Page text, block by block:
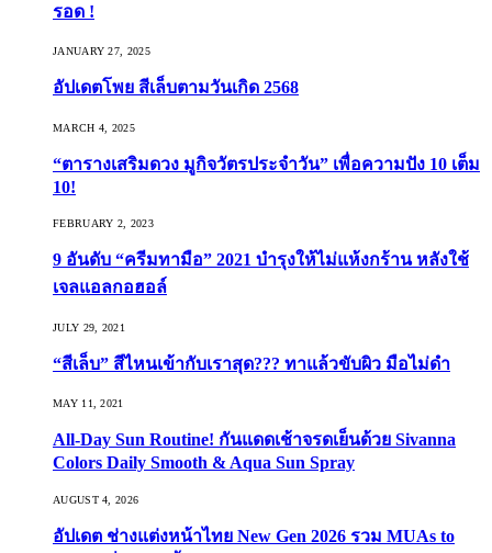
รอด !
JANUARY 27, 2025
อัปเดตโพย สีเล็บตามวันเกิด 2568
MARCH 4, 2025
“ตารางเสริมดวง มูกิจวัตรประจำวัน” เพื่อความปัง 10 เต็ม
10!
FEBRUARY 2, 2023
9 อันดับ “ครีมทามือ” 2021 บำรุงให้ไม่แห้งกร้าน หลังใช้
เจลแอลกอฮอล์
JULY 29, 2021
“สีเล็บ” สีไหนเข้ากับเราสุด??? ทาแล้วขับผิว มือไม่ดำ
MAY 11, 2021
All-Day Sun Routine! กันแดดเช้าจรดเย็นด้วย Sivanna
Colors Daily Smooth & Aqua Sun Spray
AUGUST 4, 2026
อัปเดต ช่างแต่งหน้าไทย New Gen 2026 รวม MUAs to